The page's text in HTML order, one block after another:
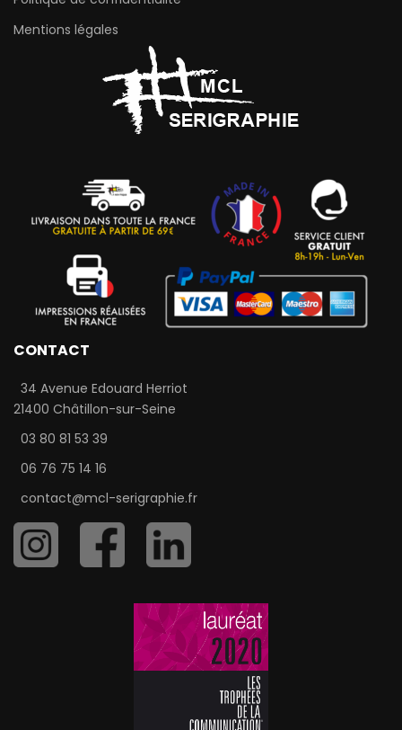
Mentions légales
CONTACT
34 Avenue Edouard Herriot
21400 Châtillon-sur-Seine
03 80 81 53 39
06 76 75 14 16
contact@mcl-serigraphie.fr